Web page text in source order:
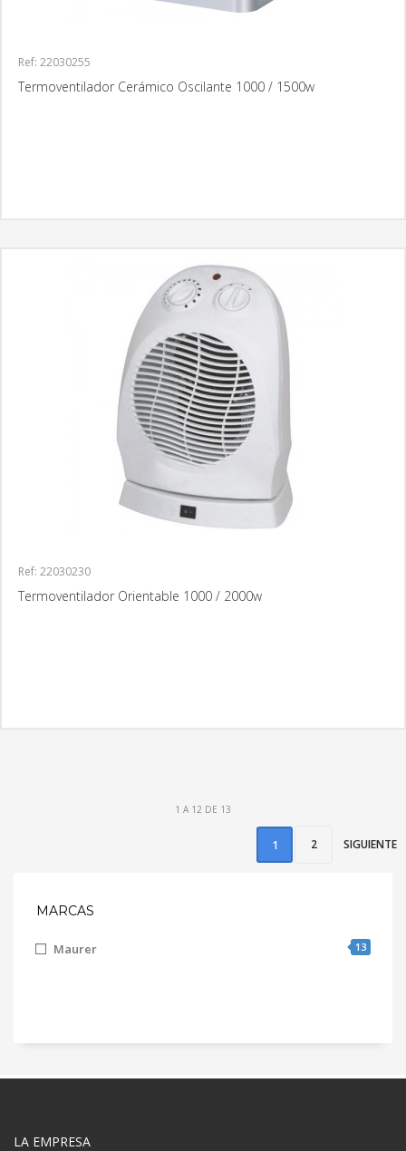
Ref: 22030255
Termoventilador Cerámico Oscilante 1000 / 1500w
Ref: 22030230
Termoventilador Orientable 1000 / 2000w
1 A 12 DE 13
1 2 SIGUIENTE
MARCAS
Maurer 13
LA EMPRESA